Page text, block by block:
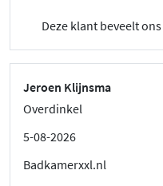
Deze klant beveelt
Jeroen Klijnsma
Overdinkel
5-08-2026
Badkamerxxl.nl